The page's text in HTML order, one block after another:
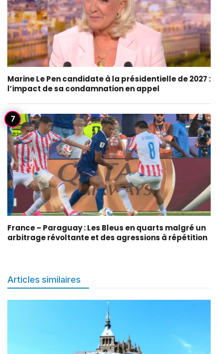
Marine Le Pen candidate à la présidentielle de 2027 :
l’impact de sa condamnation en appel
France – Paraguay : Les Bleus en quarts malgré un
arbitrage révoltante et des agressions à répétition
Articles similaires